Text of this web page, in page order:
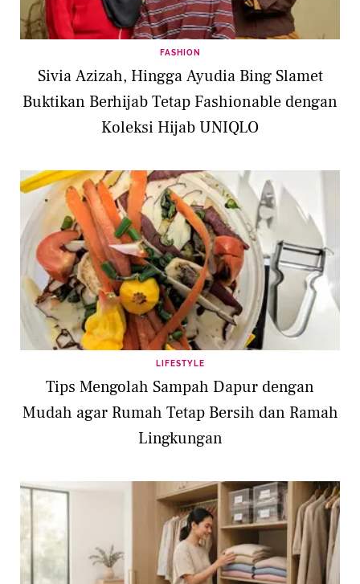
FASHION
Sivia Azizah, Hingga Ayudia Bing Slamet
Buktikan Berhijab Tetap Fashionable dengan
Koleksi Hijab UNIQLO
LIFESTYLE
Tips Mengolah Sampah Dapur dengan
Mudah agar Rumah Tetap Bersih dan Ramah
Lingkungan